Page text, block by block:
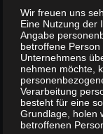
1 episodes
Wir freuen uns
Eine Nutzung der
Angabe
betroffene
Unternehmens
nehmen möchte,
Verarbeitung
besteht für eine
Grundlage, holen
betroffenen